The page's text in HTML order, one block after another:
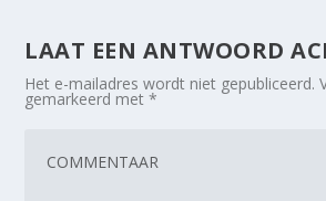
LAAT EEN ANTWOORD
Het e-mailadres wordt niet gepubliceerd.
gemarkeerd met*